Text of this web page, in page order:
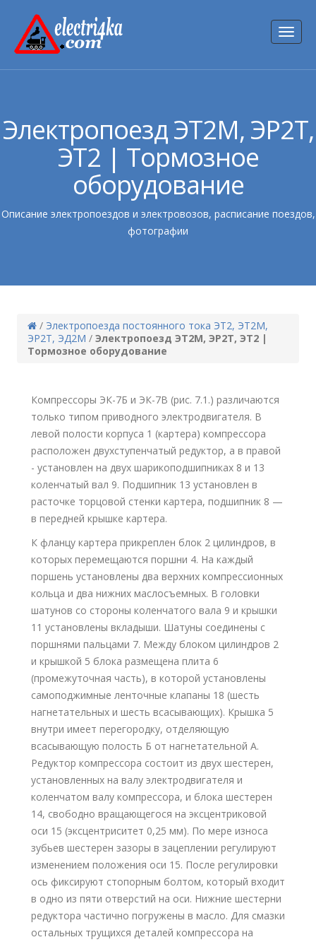
Электропоезд ЭТ2М, ЭР2Т,
ЭТ2 | Тормозное
оборудование
Описание электропоездов и электровозов, расписание поездов,
фотографии
/ Электропоезда постоянного тока ЭТ2, ЭТ2М,
ЭР2Т, ЭД2М / Электропоезд ЭТ2М, ЭР2Т, ЭТ2 |
Тормозное оборудование
Компрессоры ЭК-7Б и ЭК-7В (рис. 7.1.) различаются
только типом приводного электродвигателя. В
левой полости корпуса 1 (картера) компрессора
расположен двухступенчатый редуктор, а в правой
- установлен на двух шарикоподшипниках 8 и 13
коленчатый вал 9. Подшипник 13 установлен в
расточке торцовой стенки картера, подшипник 8 —
в передней крышке картера.
К фланцу картера прикреплен блок 2 цилиндров, в
которых перемещаются поршни 4. На каждый
поршень установлены два верхних компрессионных
кольца и два нижних маслосъемных. В головки
шатунов со стороны коленчатого вала 9 и крышки
11 установлены вкладыши. Шатуны соединены с
поршнями пальцами 7. Между блоком цилиндров 2
и крышкой 5 блока размещена плита 6
(промежуточная часть), в которой установлены
самоподжимные ленточные клапаны 18 (шесть
нагнетательных и шесть всасывающих). Крышка 5
внутри имеет перегородку, отделяющую
всасывающую полость Б от нагнетательной А.
Редуктор компрессора состоит из двух шестерен,
установленных на валу электродвигателя и
коленчатом валу компрессора, и блока шестерен
14, свободно вращающегося на эксцентриковой
оси 15 (эксцентриситет 0,25 мм). По мере износа
зубьев шестерен зазоры в зацеплении регулируют
изменением положения оси 15. После регулировки
ось фиксируют стопорным болтом, который входит
в одно из пяти отверстий на оси. Нижние шестерни
редуктора частично погружены в масло. Для смазки
остальных трущихся деталей компрессора на